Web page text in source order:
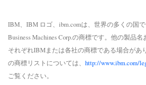
IBM、IBM ロゴ、ibm.comは、世界の多くの国
Business Machines Corp.の商標です。他の製品名
それぞれIBMまたは各社の商標である場合があ
の商標リストについては、 http://www.ibm.com/
ご覧ください。